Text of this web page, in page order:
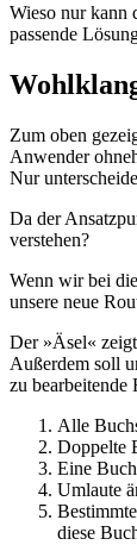
Wieso nur kann
passende
Zum oben
Anwender
Nur
Da der
verstehen?
Wenn wir bei
unsere neue
Der »Äsel«
Außerdem soll
zu bearbeitende
Alle
Doppelte
Eine
Umlaute
diese